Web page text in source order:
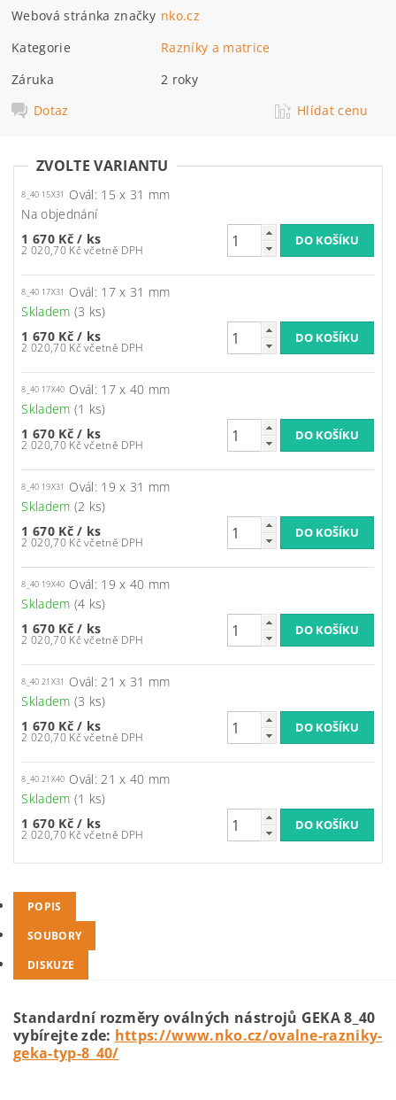
Webová stránka značky nko.cz
Kategorie
Razníky a matrice
Záruka
2 roky
Dotaz
Hlídat cenu
ZVOLTE VARIANTU
8_40 15X31
Ovál: 15 x 31 mm
Na objednání
1 670 Kč/ ks
2 020,70 Kč včetně DPH
8_40 17X31
Ovál: 17 x 31 mm
Skladem (3 ks)
1 670 Kč/ ks
2 020,70 Kč včetně DPH
8_40 17X40 Ovál: 17 x 40 mm
Skladem (1 ks)
1 670 Kč/ ks
2 020,70 Kč včetně DPH
8_40 19X31
Ovál: 19 x 31 mm
Skladem (2 ks)
1 670 Kč/ ks
2 020,70 Kč včetně DPH
8_40 19X40 Ovál: 19 x 40 mm
Skladem (4 ks)
1 670 Kč/ ks
2 020,70 Kč včetně DPH
8_40 21X31
Ovál: 21 x 31 mm
Skladem (3 ks)
1 670 Kč/ ks
2 020,70 Kč včetně DPH
8_40 21X40 Ovál: 21 x 40 mm
Skladem (1 ks)
1 670 Kč/ ks
2 020,70 Kč včetně DPH
POPIS
SOUBORY
DISKUZE
Standardní rozměry oválných nástrojů GEKA 8_40
vybírejte zde: https://www.nko.cz/ovalne-razniky-
geka-typ-8_40/